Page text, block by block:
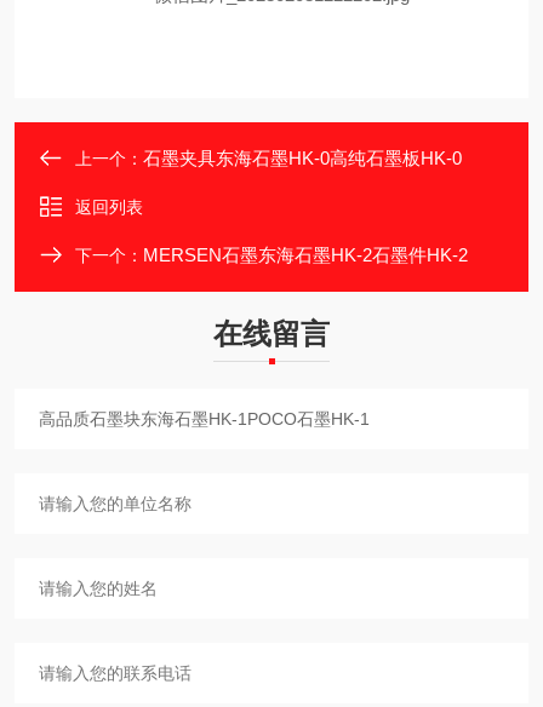
上一个： 石墨夹具东海石墨HK-0高纯石墨板HK-0
返回列表
下一个： MERSEN石墨东海石墨HK-2石墨件HK-2
在线留言